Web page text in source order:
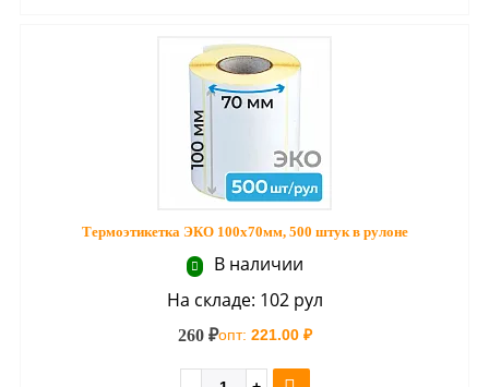
Термоэтикетка ЭКО 100х70мм, 500 штук в рулоне
В наличии
На складе: 102 рул
260 ₽опт: 221.00 ₽